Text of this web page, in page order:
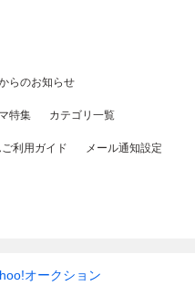
らのお知らせ
特集 カテゴリ一覧
利用ガイド メール通知設定
オークション